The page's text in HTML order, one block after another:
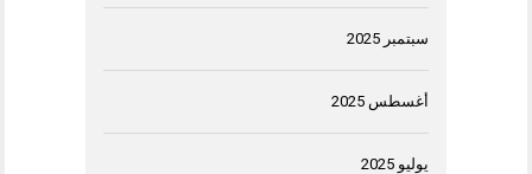
سبتمبر 2025
أغسطس 2025
يوليو 2025